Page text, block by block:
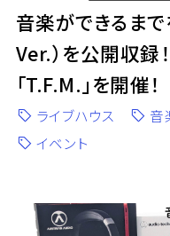
音楽ができるまで
Ver.）を公開収録！
「T.F.M.」を開催！
ライブハウス
音
イベント